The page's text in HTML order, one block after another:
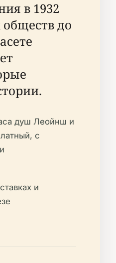
в 1932
до
душ Леойнш и
с
и